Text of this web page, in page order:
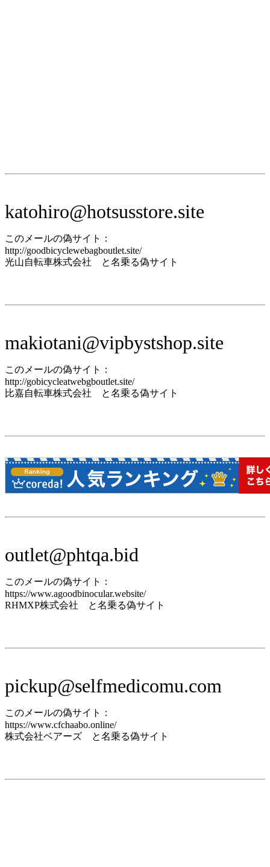
katohiro@hotsusstore.site
このメールの偽サイト：
http://goodbicyclewebagboutlet.site/
光山自転車株式会社 と名乗る偽サイト
makiotani@vipbystshop.site
このメールの偽サイト：
http://gobicycleatwebgboutlet.site/
比嘉自転車株式会社 と名乗る偽サイト
outlet@phtqa.bid
このメールの偽サイト：
https://www.agoodbinocular.website/
RHMXP株式会社 と名乗る偽サイト
pickup@selfmedicomu.com
このメールの偽サイト：
https://www.cfchaabo.online/
株式会社ベアーズ と名乗る偽サイト